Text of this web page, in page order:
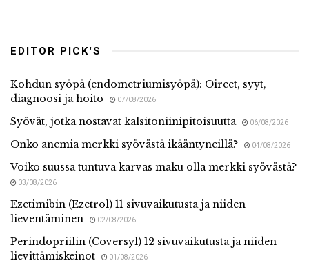
EDITOR PICK'S
Kohdun syöpä (endometriumisyöpä): Oireet, syyt,
diagnoosi ja hoito
07/08/2026
Syövät, jotka nostavat kalsitoniinipitoisuutta 06/08/2026
Onko anemia merkki syövästä ikääntyneillä? 04/08/2026
Voiko suussa tuntuva karvas maku olla merkki syövästä?
03/08/2026
Ezetimibin (Ezetrol) 11 sivuvaikutusta ja niiden
lieventäminen
02/08/2026
Perindopriilin (Coversyl) 12 sivuvaikutusta ja niiden
lievittämiskeinot
01/08/2026